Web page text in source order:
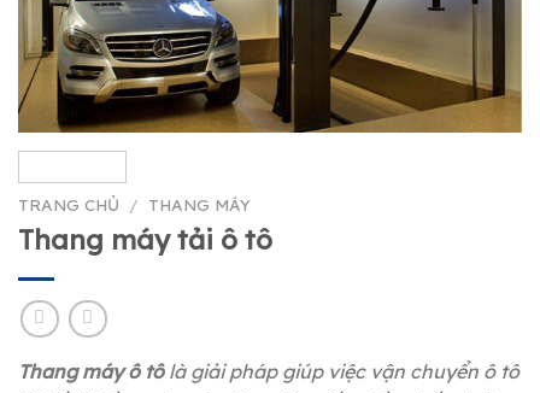
TRANG CHỦ / THANG MÁY
Thang máy tải ô tô
Thang máy ô tôlà giải pháp giúp việc vận chuyển ô tô